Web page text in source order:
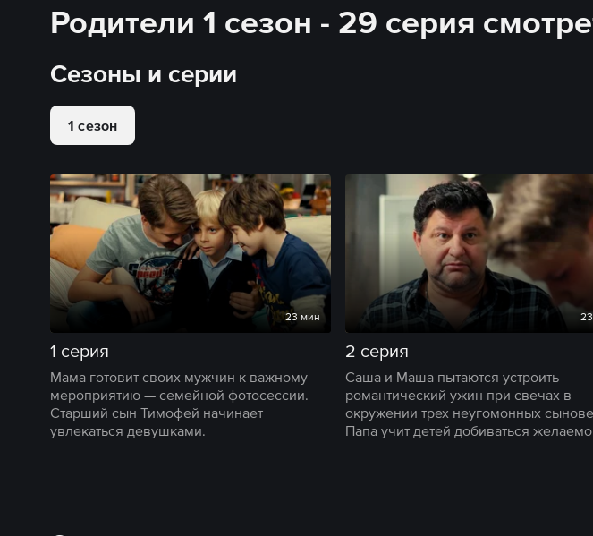
Родители 1 сезон - 29 серия
Сезоны и серии
1 сезон
23 мин
1 серия
Мама готовит своих мужчин к важному
мероприятию — семейной фотосессии.
Старший сын Тимофей начинает
увлекаться девушками.
2 серия
Саша и Маша пытаются устроить
романтический ужин при свечах в
окружении трех неугомонных
Папа учит детей добиваться